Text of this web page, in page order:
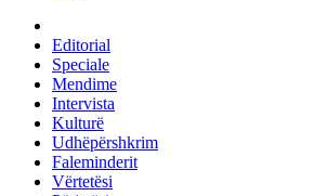
Editorial
Speciale
Mendime
Intervista
Kulturë
Udhëpërshkrim
Faleminderit
Vërtetësi